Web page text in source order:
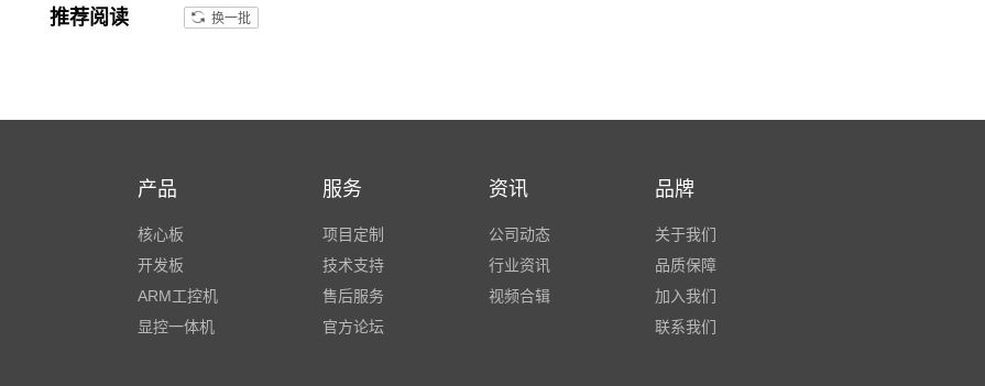
推荐阅读 换一批
产品
核心板
开发板
ARM工控机
显控一体机
服务
项目定制
技术支持
售后服务
官方论坛
资讯
公司动态
行业资讯
视频合辑
品牌
关于我们
品质保障
加入我们
联系我们